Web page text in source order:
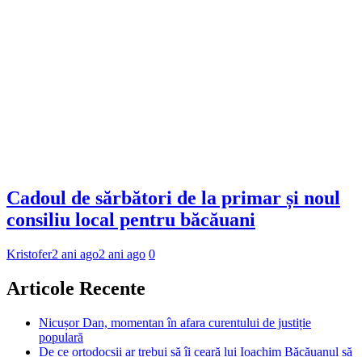
Cadoul de sărbători de la primar și noul
consiliu local pentru băcăuani
Kristofer2 ani ago2 ani ago 0
Articole Recente
Nicușor Dan, momentan în afara curentului de justiție
populară
De ce ortodocșii ar trebui să îi ceară lui Ioachim Băcăuanul să